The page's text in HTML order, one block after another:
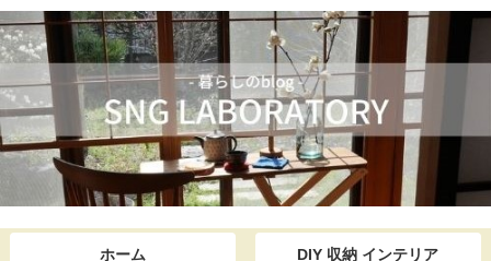
ホーム DIY 収納 インテリア